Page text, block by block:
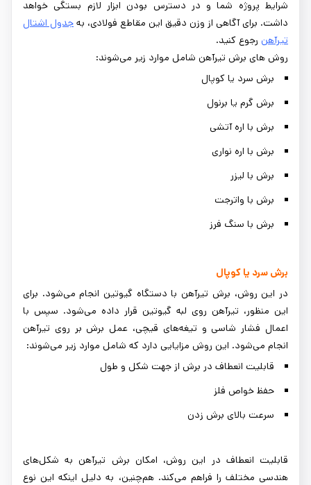
شرایط پروژه شما و در دسترس بودن ابزار لازم بستگی خواهد
داشت. برای آگاهی از وزن دقیق این مقاطع فولادی، به جدول اشتال
تیرآهن رجوع کنید.
روش‌ های برش تیرآهن شامل موارد زیر می‌شوند:
برش سرد یا کوپال
برش گرم یا برنول
برش با اره آتشی
برش با اره نواری
برش با لیزر
برش با واترجت
برش با سنگ فرز
برش سرد یا کوپال
در این روش، برش تیرآهن با دستگاه گیوتین انجام می‌شود. برای
این منظور، تیرآهن روی لبه گیوتین قرار داده می‌شود. سپس با
اعمال فشار شاسی و تیغه‌های قیچی، عمل برش بر روی تیرآهن
انجام می‌شود. این روش مزایایی دارد که شامل موارد زیر می‌شوند:
قابلیت انعطاف در برش از جهت شکل و طول
حفظ خواص فلز
سرعت بالای برش زدن
قابلیت انعطاف در این روش، امکان برش تیرآهن به شکل‌های
هندسی مختلف را فراهم می‌کند. هم‌چنین، به دلیل اینکه این نوع